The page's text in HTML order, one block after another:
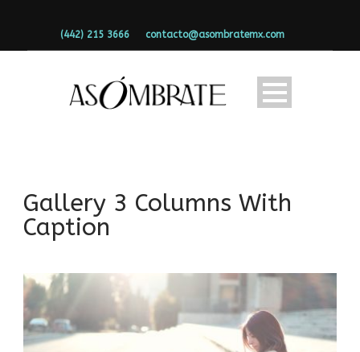
(442) 215 3666 contacto@asombratemx.com
Gallery 3 Columns With
Caption